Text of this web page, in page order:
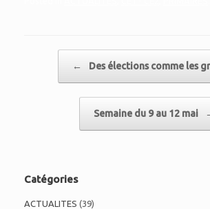
← Des élections comme les
Semaine du 9 au 12 mai
Catégories
ACTUALITES (39)